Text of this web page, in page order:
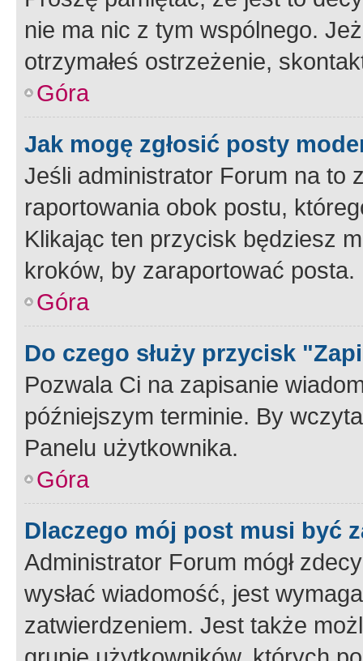
nie ma nic z tym wspólnego.
otrzymałeś ostrzeżenie,
Góra
Jak mogę zgłosić posty
Jeśli administrator Forum na to
raportowania obok postu,
Klikając ten przycisk będziesz
kroków, by zaraportować posta.
Góra
Do czego służy przycisk
Pozwala Ci na zapisanie
późniejszym terminie. By
Panelu użytkownika.
Góra
Dlaczego mój post musi być
Administrator Forum mógł
wysłać wiadomość, jest
zatwierdzeniem. Jest także